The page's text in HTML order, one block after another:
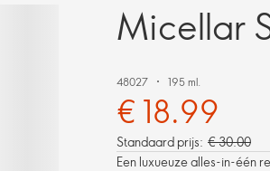
Micellar
48027 195 ml.
€ 18.99
Standaard prijs: € 30.00
Een luxueuze alles-in-één